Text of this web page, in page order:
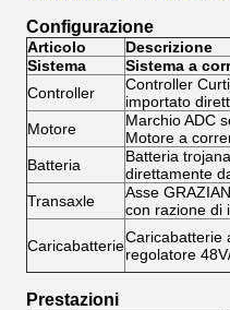
Configurazione
Articolo
Descrizione
Sistema
Sistema a
Controller
Controller
importato
Motore
Marchio ADC
Motore a
Batteria
Batteria
direttamente
Transaxle
Asse
con razione di
CaricabatterieCaricabatterie
regolatore
Prestazioni